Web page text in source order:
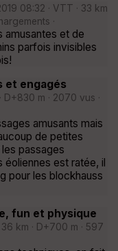
08:32 · VTT · 33 km
·
amusantes et de
parfois invisibles
et engagés
D+830 m · 2070 vus ·
amusants mais
de petites
passages
est ratée, il
pour les blockhauss
fun et physique
36 km · D+700 m · 597